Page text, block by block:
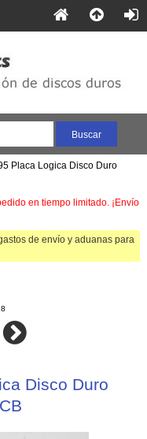
Placa Logica Disco Duro
en tiempo limitado. ¡Envío
de envío y aduanas para
Disco Duro